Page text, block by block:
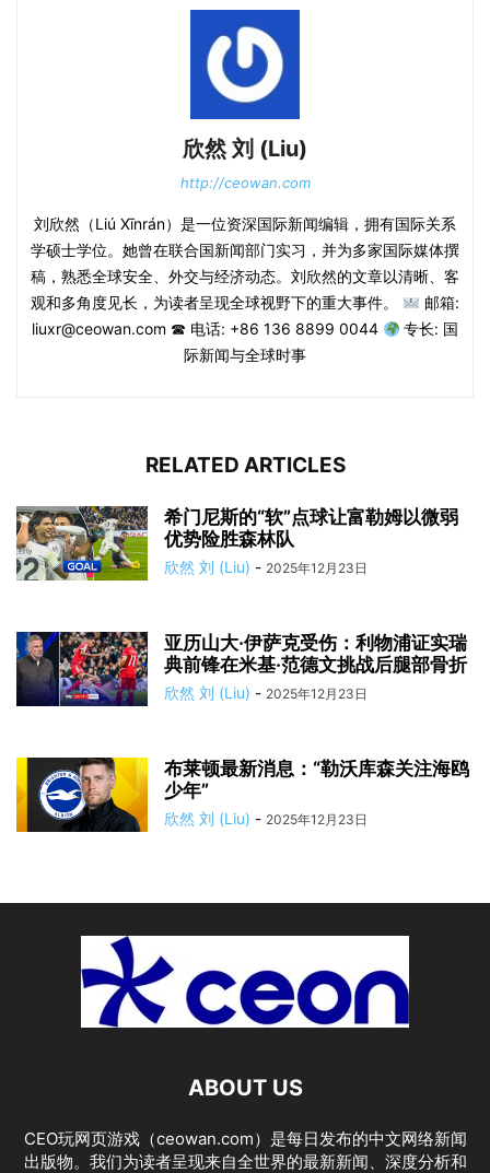
欣然 刘 (Liu)
http://ceowan.com
刘欣然（Liú Xīnrán）是一位资深国际新闻编辑，拥有国际关系
学硕士学位。她曾在联合国新闻部门实习，并为多家国际媒体撰
稿，熟悉全球安全、外交与经济动态。刘欣然的文章以清晰、客
观和多角度见长，为读者呈现全球视野下的重大事件。
邮箱:
liuxr@ceowan.com ☎ 电话: +86 136 8899 0044
专长: 国
际新闻与全球时事
RELATED ARTICLES
希门尼斯的“软”点球让富勒姆以微弱
优势险胜森林队
欣然 刘 (Liu) - 2025年12月23日
亚历山大·伊萨克受伤：利物浦证实瑞
典前锋在米基·范德文挑战后腿部骨折
欣然 刘 (Liu) - 2025年12月23日
布莱顿最新消息：“勒沃库森关注海鸥
少年”
欣然 刘 (Liu) - 2025年12月23日
ABOUT US
CEO玩网页游戏（ceowan.com）是每日发布的中文网络新闻
出版物。我们为读者呈现来自全世界的最新新闻、深度分析和